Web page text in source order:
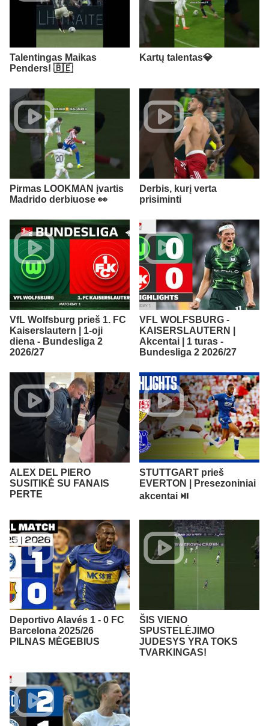
Talentingas Maikas
Penders! 🇧🇪
Kartų talentas💎
Pirmas LOOKMAN įvartis
Madrido derbiuose 👀
Derbis, kurį verta
prisiminti
VfL Wolfsburg prieš 1. FC
Kaiserslautern | 1-oji
diena - Bundesliga 2
2026/27
VFL WOLFSBURG -
KAISERSLAUTERN |
Akcentai | 1 turas -
Bundesliga 2 2026/27
ALEX DEL PIERO
SUSITIKĖ SU FANAIS
PERTE
STUTTGART prieš
EVERTON | Presezoniniai
akcentai ⏯️
Deportivo Alavés 1 - 0 FC
Barcelona 2025/26
PILNAS MĖGEBIUS
ŠIS VIENO
SPUSTELĖJIMO
JUDESYS YRA TOKS
TVARKINGAS!